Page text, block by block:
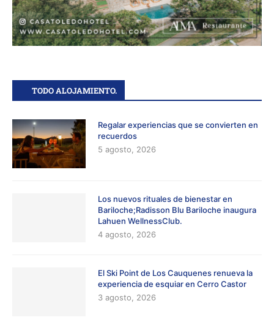
TODO ALOJAMIENTO.
Regalar experiencias que se convierten en
recuerdos
5 agosto, 2026
Los nuevos rituales de bienestar en
Bariloche;Radisson Blu Bariloche inaugura
Lahuen WellnessClub.
4 agosto, 2026
El Ski Point de Los Cauquenes renueva la
experiencia de esquiar en Cerro Castor
3 agosto, 2026